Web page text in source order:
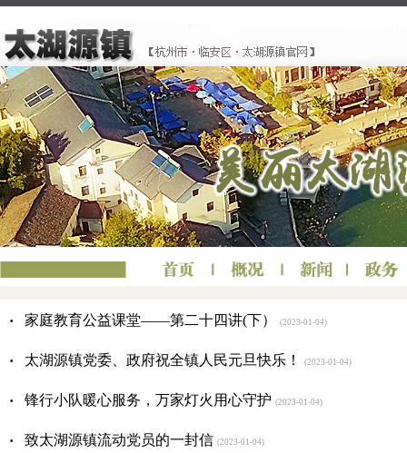
· 家庭教育公益课堂——第二十四讲(下） (2023-01-04)
· 太湖源镇党委、政府祝全镇人民元旦快乐！ (2023-01-04)
· 锋行小队暖心服务，万家灯火用心守护 (2023-01-04)
· 致太湖源镇流动党员的一封信 (2023-01-04)